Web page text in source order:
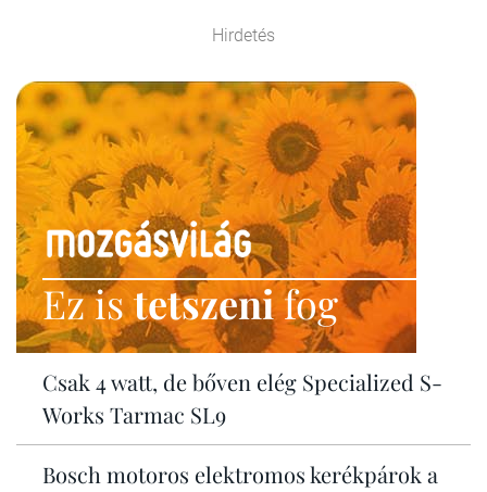
Hirdetés
Ez istetszenifog
Csak 4 watt, de bőven elég Specialized S-
Works Tarmac SL9
Bosch motoros elektromos kerékpárok a